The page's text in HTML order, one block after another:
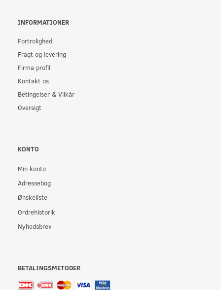
INFORMATIONER
Fortrolighed
Fragt og levering
Firma profil
Kontakt os
Betingelser & Vilkår
Oversigt
KONTO
Min konto
Adressebog
Ønskeliste
Ordrehistorik
Nyhedsbrev
BETALINGSMETODER